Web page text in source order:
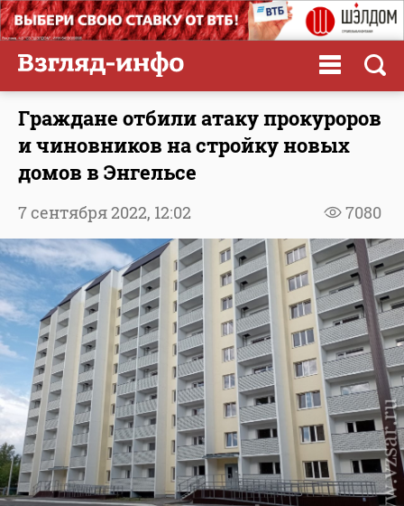
Граждане отбили атаку прокуроров
и чиновников на стройку новых
домов в Энгельсе
7080
7 сентября 2022, 12:02